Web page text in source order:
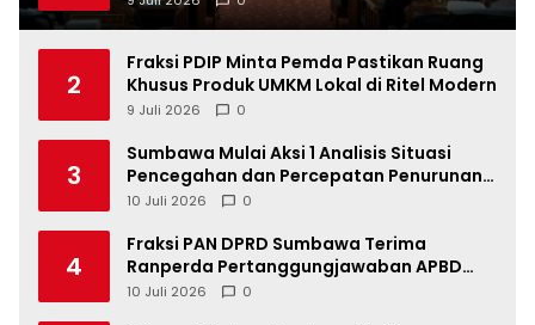
2
Fraksi PDIP Minta Pemda Pastikan Ruang
Khusus Produk UMKM Lokal di Ritel Modern
9 Juli 2026 0
3
Sumbawa Mulai Aksi 1 Analisis Situasi
Pencegahan dan Percepatan Penurunan
Stunting Tahun 2026
10 Juli 2026 0
4
Fraksi PAN DPRD Sumbawa Terima
Ranperda Pertanggungjawaban APBD
2025, Soroti SILPA Rp201,68 Miliar dan
10 Juli 2026 0